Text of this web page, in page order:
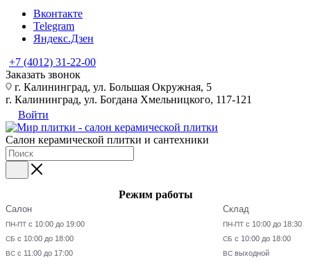
Вконтакте
Telegram
Яндекс.Дзен
+7 (4012) 31-22-00
Заказать звонок
г. Калининград, ул. Большая Окружная, 5
г. Калининград, ул. Богдана Хмельницкого, 117-121
Войти
Салон керамической плитки и сантехники
Режим работы
Салон
ПН-ПТ с 10:00 до 19:00
СБ с 10:00 до 18:00
ВС с 11:00 до 17:00
Склад
ПН-ПТ с 10:00 до 18:30
СБ с 10:00 до 18:00
ВС выходной